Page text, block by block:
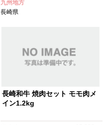
九州地方
長崎県
長崎和牛 焼肉セット モモ肉メ
イン1.2kg